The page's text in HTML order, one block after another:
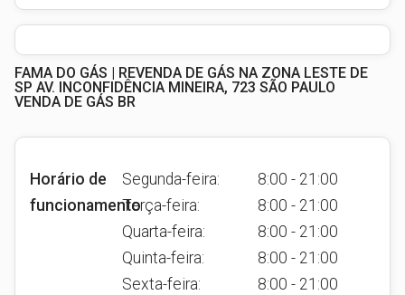
FAMA DO GÁS | REVENDA DE GÁS NA ZONA LESTE DE
SP AV. INCONFIDÊNCIA MINEIRA, 723 SÃO PAULO
VENDA DE GÁS BR
Horário de
funcionamento
Segunda-feira:
8:00 - 21:00
Terça-feira:
8:00 - 21:00
Quarta-feira:
8:00 - 21:00
Quinta-feira:
8:00 - 21:00
Sexta-feira:
8:00 - 21:00